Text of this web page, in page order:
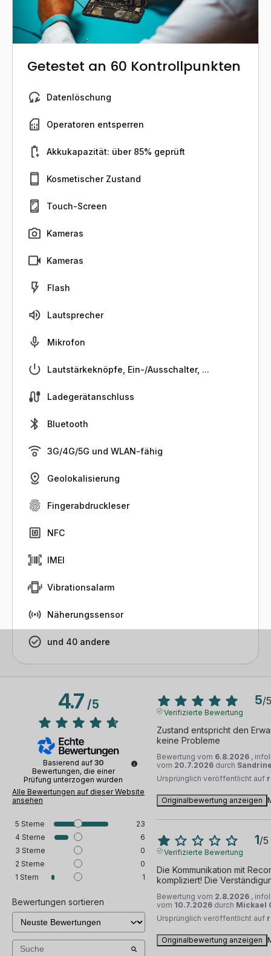
Getestet an 60 Kontrollpunkten
Datenlöschung
Operatoren entsperren
Akkukapazität: über 85% geprüft
Kosmetischer Zustand
Touch-Screen
Kameras
Kameras
Flash
Lautsprecher
Mikrofon
Lautstärkeknöpfe, Ein-/Ausschalter, ...
Ladegerätanschluss
Bluetooth
3G/4G/5G und WLAN-fähig
Geolokalisierung
Fingerabdruckleser
NFC
IMEI
Vibrationsalarm
Näherungssensor
und 40 andere
4.7/5
Basierend auf 30
Bewertungen, die einer
Prüfung unterzogen wurden
Alle Bewertungen auf dieser Website
ansehen
5 Sterne
23
4 Sterne
6
3 Sterne
0
2 Sterne
0
1 Stern 1
Bewertungen sortieren
5/5
Verifizierte Bewertung
Zustand entspricht den
keine Probleme
Bewertung vom 6.8.2026 ,
vom 20.7.2026 durch
Ursprünglich veröffentlicht auf
Originalbewertung anzeigen
1/5
Verifizierte Bewertung
Die Kommunikation mit
kompliziert! Die
Bewertung vom 2.8.2026 ,
vom 10.7.2026 durch Mickael
Ursprünglich veröffentlicht auf
Originalbewertung anzeigen